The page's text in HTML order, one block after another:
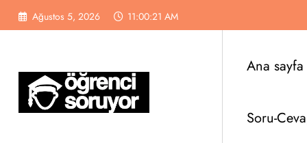
İçeriğe
Ağustos 5, 2026 11:00:22 AM
Ana sayfa
Soru-